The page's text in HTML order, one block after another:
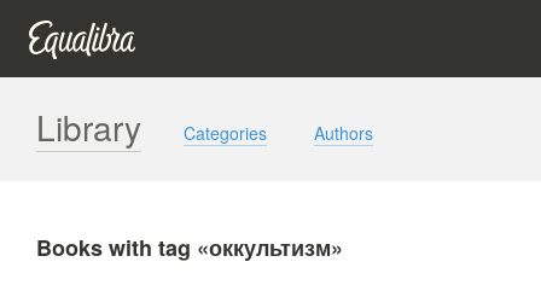
Library Categories Authors
Books with tag «оккультизм»